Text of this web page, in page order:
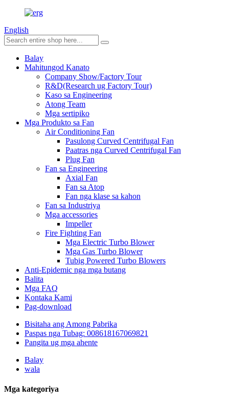
English
Balay
Mahitungod Kanato
Company Show/Factory Tour
R&D(Research ug Factory Tour)
Kaso sa Engineering
Atong Team
Mga sertipiko
Mga Produkto sa Fan
Air Conditioning Fan
Pasulong Curved Centrifugal Fan
Paatras nga Curved Centrifugal Fan
Plug Fan
Fan sa Engineering
Axial Fan
Fan sa Atop
Fan nga klase sa kahon
Fan sa Industriya
Mga accessories
Impeller
Fire Fighting Fan
Mga Electric Turbo Blower
Mga Gas Turbo Blower
Tubig Powered Turbo Blowers
Anti-Epidemic nga mga butang
Balita
Mga FAQ
Kontaka Kami
Pag-download
Bisitaha ang Among Pabrika
Paspas nga Tubag: 008618167069821
Pangita ug mga ahente
Balay
wala
Mga kategoriya